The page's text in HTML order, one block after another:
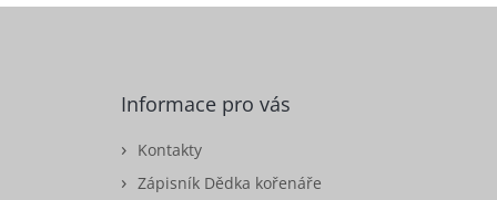
Informace pro vás
Kontakty
Zápisník Dědka kořenáře